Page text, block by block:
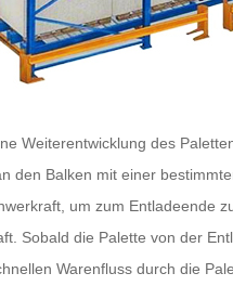
Weiterentwicklung des
den Balken mit einer
um zum Entladeende
Sobald die Palette von der
Warenfluss durch die